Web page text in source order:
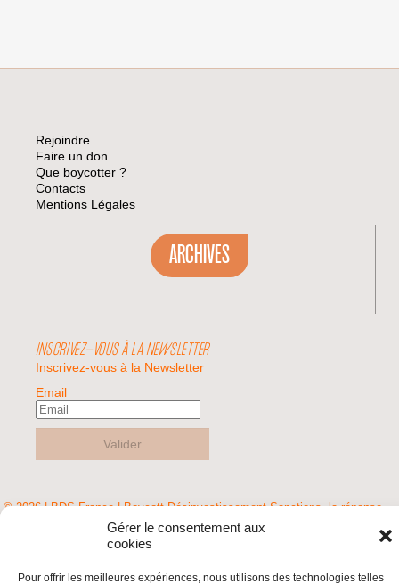
Gérer le consentement aux
cookies
Pour offrir les meilleures expériences, nous utilisons des technologies telles
Rejoindre
Faire un don
Que boycotter ?
Contacts
Mentions Légales
ARCHIVES
INSCRIVEZ-VOUS À LA NEWSLETTER
Inscrivez-vous à la Newsletter
Email
Valider
© 2026 | BDS France | Boycott Désinvestissement Sanctions, la réponse
citoyenne et non-violente à l'impunité d'Israël |